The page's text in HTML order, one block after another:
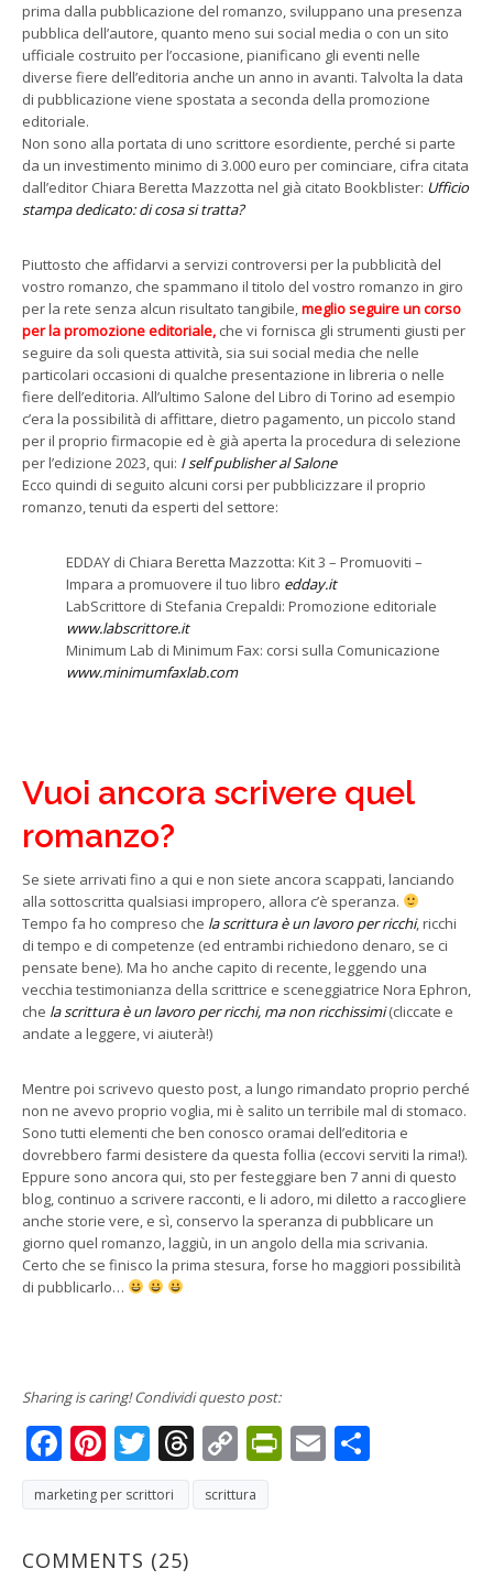
prima dalla pubblicazione del romanzo, sviluppano una presenza
pubblica dell’autore, quanto meno sui social media o con un sito
ufficiale costruito per l’occasione, pianificano gli eventi nelle
diverse fiere dell’editoria anche un anno in avanti. Talvolta la data
di pubblicazione viene spostata a seconda della promozione
editoriale.
Non sono alla portata di uno scrittore esordiente, perché si parte
da un investimento minimo di 3.000 euro per cominciare, cifra citata
dall’editor Chiara Beretta Mazzotta nel già citato Bookblister: Ufficio
stampa dedicato: di cosa si tratta?
Piuttosto che affidarvi a servizi controversi per la pubblicità del
vostro romanzo, che spammano il titolo del vostro romanzo in giro
per la rete senza alcun risultato tangibile,meglio seguire un corso
per la promozione editoriale, che vi fornisca gli strumenti giusti per
seguire da soli questa attività, sia sui social media che nelle
particolari occasioni di qualche presentazione in libreria o nelle
fiere dell’editoria. All’ultimo Salone del Libro di Torino ad esempio
c’era la possibilità di affittare, dietro pagamento, un piccolo stand
per il proprio firmacopie ed è già aperta la procedura di selezione
per l’edizione 2023, qui: I self publisher al Salone
Ecco quindi di seguito alcuni corsi per pubblicizzare il proprio
romanzo, tenuti da esperti del settore:
EDDAY di Chiara Beretta Mazzotta: Kit 3 – Promuoviti –
Impara a promuovere il tuo libro edday.it
LabScrittore di Stefania Crepaldi: Promozione editoriale
www.labscrittore.it
Minimum Lab di Minimum Fax: corsi sulla Comunicazione
www.minimumfaxlab.com
Vuoi ancora scrivere quel
romanzo?
Se siete arrivati fino a qui e non siete ancora scappati, lanciando
alla sottoscritta qualsiasi impropero, allora c’è speranza.
Tempo fa ho compreso che la scrittura è un lavoro per ricchi, ricchi
di tempo e di competenze (ed entrambi richiedono denaro, se ci
pensate bene). Ma ho anche capito di recente, leggendo una
vecchia testimonianza della scrittrice e sceneggiatrice Nora Ephron,
che la scrittura è un lavoro per ricchi, ma non ricchissimi(cliccate e
andate a leggere, vi aiuterà!)
Mentre poi scrivevo questo post, a lungo rimandato proprio perché
non ne avevo proprio voglia, mi è salito un terribile mal di stomaco.
Sono tutti elementi che ben conosco oramai dell’editoria e
dovrebbero farmi desistere da questa follia (eccovi serviti la rima!).
Eppure sono ancora qui, sto per festeggiare ben 7 anni di questo
blog, continuo a scrivere racconti, e li adoro, mi diletto a raccogliere
anche storie vere, e sì, conservo la speranza di pubblicare un
giorno quel romanzo, laggiù, in un angolo della mia scrivania.
Certo che se finisco la prima stesura, forse ho maggiori possibilità
di pubblicarlo…
Sharing is caring! Condividi questo post:
Facebook
Pinterest
Twitter
Threads
Copy
Link
PrintFriendly
Email
marketing per scrittori scrittura
COMMENTS (25)